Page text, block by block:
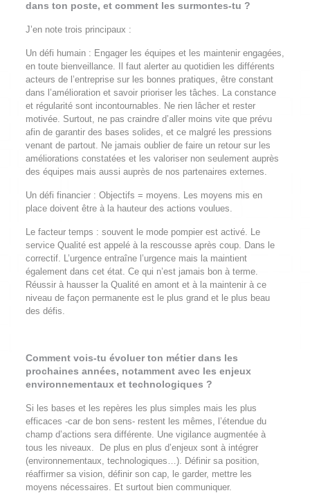
dans ton poste, et comment les surmontes-tu ?
J’en note trois principaux :
Un défi humain : Engager les équipes et les maintenir engagées,
en toute bienveillance. Il faut alerter au quotidien les différents
acteurs de l’entreprise sur les bonnes pratiques, être constant
dans l’amélioration et savoir prioriser les tâches. La constance
et régularité sont incontournables. Ne rien lâcher et rester
motivée. Surtout, ne pas craindre d’aller moins vite que prévu
afin de garantir des bases solides, et ce malgré les pressions
venant de partout. Ne jamais oublier de faire un retour sur les
améliorations constatées et les valoriser non seulement auprès
des équipes mais aussi auprès de nos partenaires externes.
Un défi financier : Objectifs = moyens. Les moyens mis en
place doivent être à la hauteur des actions voulues.
Le facteur temps : souvent le mode pompier est activé. Le
service Qualité est appelé à la rescousse après coup. Dans le
correctif. L’urgence entraîne l’urgence mais la maintient
également dans cet état. Ce qui n’est jamais bon à terme.
Réussir à hausser la Qualité en amont et à la maintenir à ce
niveau de façon permanente est le plus grand et le plus beau
des défis.
Comment vois-tu évoluer ton métier dans les
prochaines années, notamment avec les enjeux
environnementaux et technologiques ?
Si les bases et les repères les plus simples mais les plus
efficaces -car de bon sens- restent les mêmes, l’étendue du
champ d’actions sera différente. Une vigilance augmentée à
tous les niveaux. De plus en plus d’enjeux sont à intégrer
(environnementaux, technologiques…). Définir sa position,
réaffirmer sa vision, définir son cap, le garder, mettre les
moyens nécessaires. Et surtout bien communiquer.